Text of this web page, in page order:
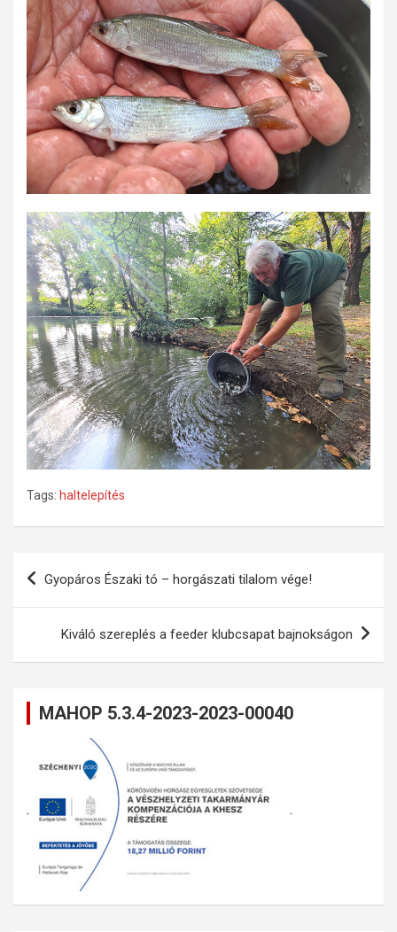
Tags: haltelepítés
Bejegyzés
navigáció
Gyopáros Északi tó – horgászati tilalom vége!
Kiváló szereplés a feeder klubcsapat bajnokságon
MAHOP 5.3.4-2023-2023-00040